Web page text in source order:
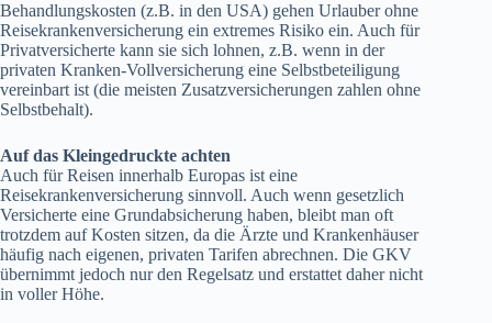
Behandlungskosten (z.B. in den USA) gehen Urlauber ohne
Reisekrankenversicherung ein extremes Risiko ein. Auch für
Privatversicherte kann sie sich lohnen, z.B. wenn in der
privaten Kranken-Vollversicherung eine Selbstbeteiligung
vereinbart ist (die meisten Zusatzversicherungen zahlen ohne
Selbstbehalt).
Auf das Kleingedruckte achten
Auch für Reisen innerhalb Europas ist eine
Reisekrankenversicherung sinnvoll. Auch wenn gesetzlich
Versicherte eine Grundabsicherung haben, bleibt man oft
trotzdem auf Kosten sitzen, da die Ärzte und Krankenhäuser
häufig nach eigenen, privaten Tarifen abrechnen. Die GKV
übernimmt jedoch nur den Regelsatz und erstattet daher nicht
in voller Höhe.